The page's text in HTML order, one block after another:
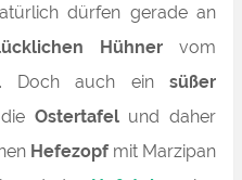
dürfen gerade an
Hühnervom
Doch auch ein süßer
Ostertafelund daher
Hefezopfmit Marzipan